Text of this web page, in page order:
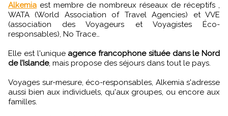
Alkemia est membre de nombreux réseaux de réceptifs ,
WATA (World Association of Travel Agencies) et VVE
(association des Voyageurs et Voyagistes Éco-
responsables), No Trace…
Elle est l'unique agence francophone située dans le Nord
de l’Islande, mais propose des séjours dans tout le pays.
Voyages sur-mesure, éco-responsables, Alkemia s'adresse
aussi bien aux individuels, qu'aux groupes, ou encore aux
familles.